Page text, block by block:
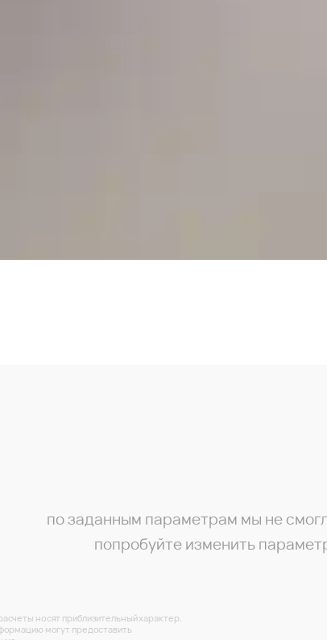
по заданным параметрам мы не
попробуйте изменить
носят приблизительный характер.
могут предоставить